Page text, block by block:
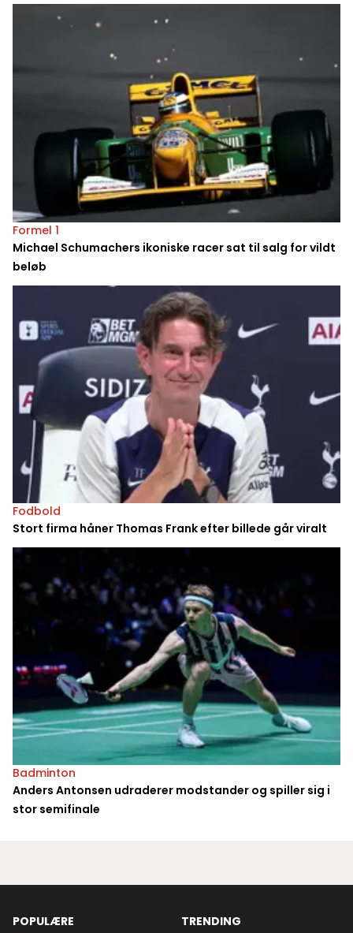
Formel 1
Michael Schumachers ikoniske racer sat til salg for vildt
beløb
Fodbold
Stort firma håner Thomas Frank efter billede går viralt
Badminton
Anders Antonsen udraderer modstander og spiller sig i
stor semifinale
POPULÆRE
TRENDING